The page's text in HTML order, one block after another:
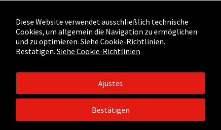
©2015 - ©2026 Fundación César Manrique. Todos los derechos
Política de Privacidad/Política de Cookies
web
Diese Website verwendet ausschließlich technische
Cookies, um allgemein die Navigation zu ermöglichen
und zu optimieren. Siehe Cookie-Richtlinien.
Bestätigen. Siehe Cookie-Richtlinien
Ajustes
Bestätigen